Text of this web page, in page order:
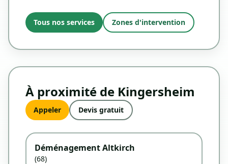
Tous nos services Zones d'intervention
À proximité de Kingersheim
Appeler Devis gratuit
Déménagement Altkirch
(68)